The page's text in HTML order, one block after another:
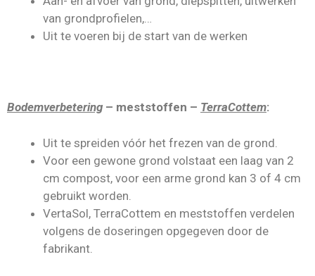
van grondprofielen,…
Uit te voeren bij de start van de werken
Bodemverbetering – meststoffen – TerraCottem:
Uit te spreiden vóór het frezen van de grond.
Voor een gewone grond volstaat een laag van 2
cm compost, voor een arme grond kan 3 of 4 cm
gebruikt worden.
VertaSol, TerraCottem en meststoffen verdelen
volgens de doseringen opgegeven door de
fabrikant.